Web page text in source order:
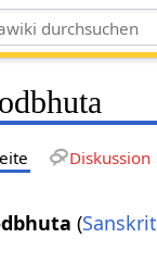
Diskussion
(Sanskrit